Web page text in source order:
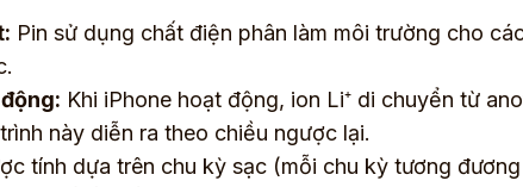
Pin sử dụng chất điện phân làm môi trường cho
Khi iPhone hoạt động, ion Li⁺ di chuyển từ
này diễn ra theo chiều ngược lại.
tính dựa trên chu kỳ sạc (mỗi chu kỳ tương